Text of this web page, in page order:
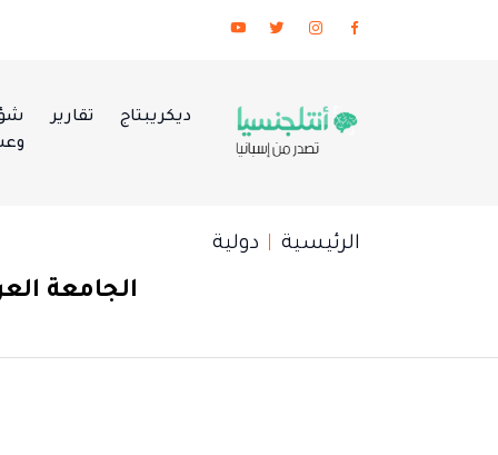
ديكريبتاج تقارير
الرئيسية دولية
الجامعة